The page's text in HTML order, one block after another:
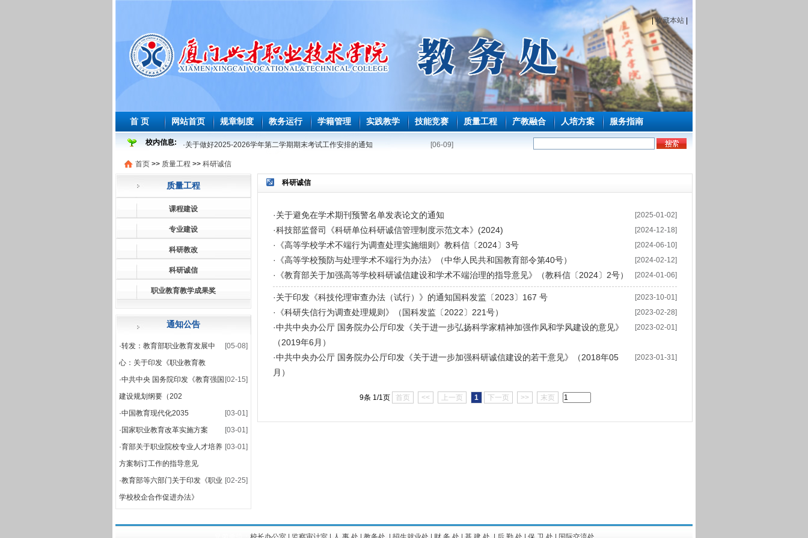
|收藏本站
首 页 网站首页 规章制度 教务运行 学籍管理 实践教学 技能竞赛 质量工程 产教融合 人培方案 服务指南
校内信息: [06-09]
·关于做好2025-2026学年第二学期期末考试工作安排的通知
·2025-2026 学年度第二学期必修课程重修教学与考试安排表
2026年师范生教育教学能力测试安排表
[04-16]
·2026届及往届毕业生必修课程补学分教学与考试安排表
[04-02]
·关于做好2026届及往届毕业生必修课、选修课程补学分报考的通知
[03-25]
·关于做好2026届学前教育师范生免试认定教师资格证工作的通知
[03-18]
·2025-2026学年第一学期课程补考考试安排表
[03-09]
关于做好2025-2026学年第一学期课程补考工作的通知
[12-24]
·关于公布2025-2026学年第一学期期末集中考试安排的通知
[12-24]
·2025-2026学年第一学期期末考试安排表
首页 >> 质量工程 >> 科研诚信
质量工程
课程建设
专业建设
科研教改
科研诚信
职业教育教学成果奖
通知公告
[05-08]
·转发：教育部职业教育发展中
心：关于印发《职业教育教
[02-15]
·中共中央 国务院印发《教育强国
建设规划纲要（202
[03-01]
·中国教育现代化2035
[03-01]
· 国家职业教育改革实施方案
[03-01]
·育部关于职业院校专业人才培养
方案制订工作的指导意见
[02-25]
·教育部等六部门关于印发《职业
学校校企合作促进办法》
科研诚信
[2025-01-02]
·关于避免在学术期刊预警名单发表论文的通知
[2024-12-18]
·科技部监督司《科研单位科研诚信管理制度示范文本》(2024)
[2024-06-10]
· 《高等学校学术不端行为调查处理实施细则》教科信〔2024〕3号
[2024-02-12]
· 《高等学校预防与处理学术不端行为办法》（中华人民共和国教育部令第40号）
[2024-01-06]
· 《教育部关于加强高等学校科研诚信建设和学术不端治理的指导意见》（教科信〔2024〕2号）
[2023-10-01]
·关于印发《科技伦理审查办法（试行）》的通知国科发监〔2023〕167 号
[2023-02-28]
· 《科研失信行为调查处理规则》（国科发监〔2022〕221号）
[2023-02-01]
·中共中央办公厅 国务院办公厅印发《关于进一步弘扬科学家精神加强作风和学风建设的意见》
（2019年6月）
[2023-01-31]
·中共中央办公厅 国务院办公厅印发《关于进一步加强科研诚信建设的若干意见》（2018年05
月）
9条 1/1页 首页 << 上一页 1 下一页 >> 末页